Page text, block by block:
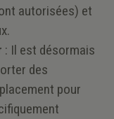
autorisées) et
: Il est désormais
des
pour